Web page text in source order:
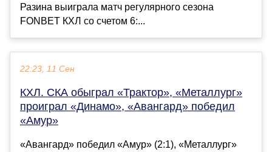
Разина выиграла матч регулярного сезона
FONBET КХЛ со счетом 6:...
22:23, 11 Сен
КХЛ. СКА обыграл «Трактор», «Металлург»
проиграл «Динамо», «Авангард» победил
«Амур»
«Авангард» победил «Амур» (2:1), «Металлург»